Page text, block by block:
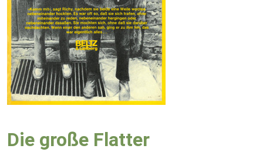
Die große Flatter